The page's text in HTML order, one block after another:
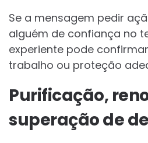
Se a mensagem pedir
alguém de confiança no
experiente pode
trabalho ou proteção
Purificação,
superação de